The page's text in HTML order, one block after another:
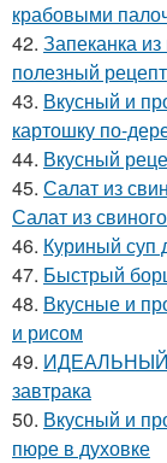
крабовыми
42. Запеканка
полезный рецепт
43. Вкусный и
картошку по-
44. Вкусный
45. Салат из
Салат из
46. Куриный суп
47. Быстрый
48. Вкусные и
и рисом
49. ИДЕАЛЬНЫЙ
завтрака
50. Вкусный и
пюре в духовке